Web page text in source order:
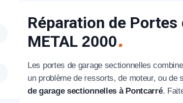
Réparation de
METAL 2000
Les portes de garage sectionnelles
un problème de ressorts, de moteur, ou de
de garage sectionnelles à Pontcarré.